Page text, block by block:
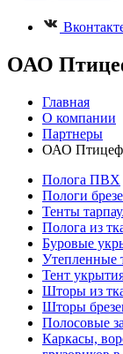
ОАО
Главная
О компании
Партнеры
ОАО
Полога ПВХ
Пологи
Тенты
Полога из
Буровые
Утепленные
Тент
Шторы из
Шторы
Полосовые
Каркасы,